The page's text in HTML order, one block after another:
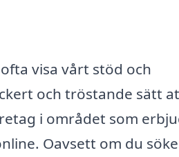
visa vårt stöd och
och tröstande sätt
i området som
Oavsett om du